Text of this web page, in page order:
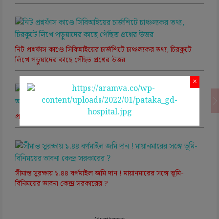
নিট প্রশ্নফাঁস কাণ্ডে সিবিআইয়ের চার্জশিটে চাঞ্চল্যকর তথ্য, চিরকুটে
লিখে পড়ুয়াদের কাছে পৌঁছত প্রশ্নের উত্তর
প্রশ্নফাঁস, অবসরপ্রাপ্ত আইএএস আধিকারিকের জামিন খারিজ আদালতে
সীমান্ত সুরক্ষায় ১.৪৪ বর্গমাইল জমি দান ! মায়ানমারের সঙ্গে ভূমি-
বিনিময়ের ভাবনা কেন্দ্র সরকারের ?
×